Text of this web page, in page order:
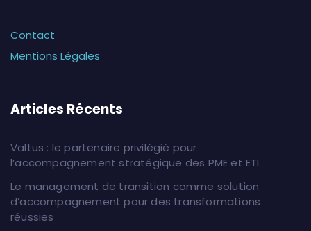
Contact
Mentions Légales
Articles Récents
Valtus : le partenaire privilégié pour
l’accompagnement stratégique des PME et ETI
Le management de transition comme solution
d’accompagnement pour des transformations
réussies